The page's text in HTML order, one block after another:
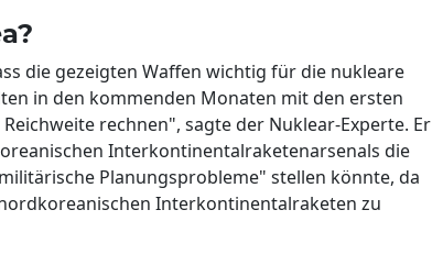
die gezeigten Waffen wichtig für die nukleare
in den kommenden Monaten mit den ersten
rechnen", sagte der Nuklear-Experte. Er
Interkontinentalraketenarsenals die
Planungsprobleme" stellen könnte, da
Interkontinentalraketen zu